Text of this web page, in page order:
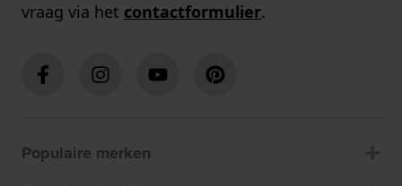
vraag via het contactformulier.
Populaire merken